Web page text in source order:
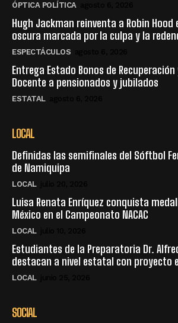
ÓPTICA POLÍTICA
Hugh Jackman reinventa a Robin Hood
oscura marcada por la culpa y la
ESPECTÁCULOS
Entrega Estado Bonos de Recuperación
Docente a pensionados y jubilados
ESTATAL
LOCAL
Definidas las semifinales del Sóftbol
de Namiquipa
LOCAL
Luisa Renata Enríquez conquista
México en el Campeonato NACAC
LOCAL
Estudiantes de la Preparatoria Dr.
destacan a nivel estatal con proyecto
LOCAL
SOCIAL